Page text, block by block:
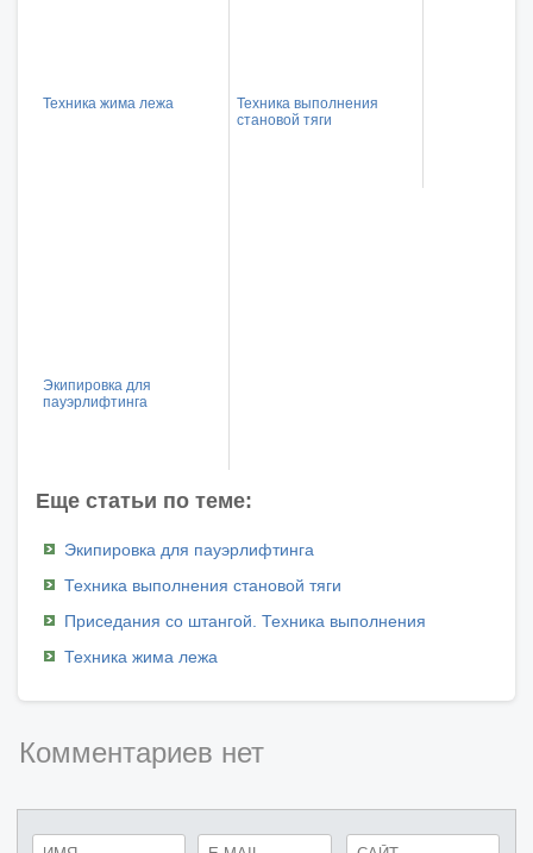
Техника жима лежа
Техника выполнения
становой тяги
Экипировка для
пауэрлифтинга
Еще статьи по теме:
Экипировка для пауэрлифтинга
Техника выполнения становой тяги
Приседания со штангой. Техника выполнения
Техника жима лежа
Комментариев нет